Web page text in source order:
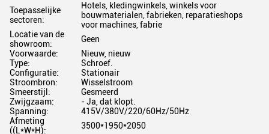
Toepasselijke
sectoren:
Hotels, kledingwinkels, winkels voor
bouwmaterialen, fabrieken, reparatieshops
voor machines, fabrie
Locatie van de
showroom:
Geen
Voorwaarde:
Nieuw, nieuw
Type:
Schroef.
Configuratie:
Stationair
Stroombron:
Wisselstroom
Smeerstijl:
Gesmeerd
Zwijgzaam:
- Ja, dat klopt.
Spanning:
415V/380V/220/60Hz/50Hz
Afmeting
((L*W*H):
3500*1950*2050